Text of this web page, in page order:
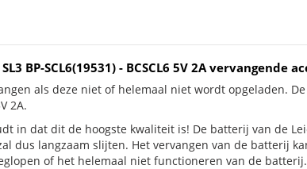
BP-SCL6(19531) - BCSCL6 5V 2A vervangende
als deze niet of helemaal niet wordt opgeladen. De
2A.
in dat dit de hoogste kwaliteit is! De batterij van de
dus langzaam slijten. Het vervangen van de batterij
of het helemaal niet functioneren van de batterij.